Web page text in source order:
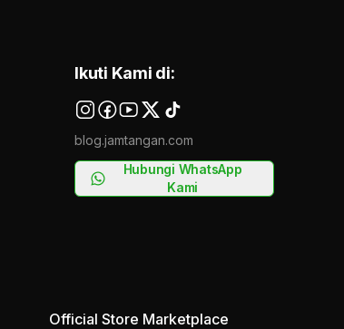
Ikuti Kami di:
blog.jamtangan.com
Hubungi WhatsApp
Kami
Official Store Marketplace